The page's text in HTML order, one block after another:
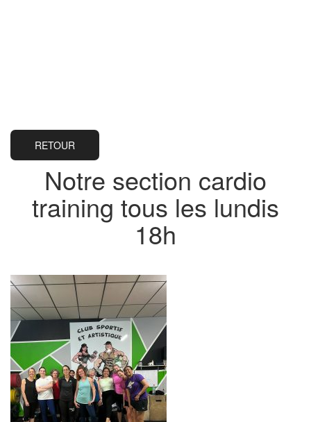
RETOUR
Notre section cardio
training tous les lundis
18h